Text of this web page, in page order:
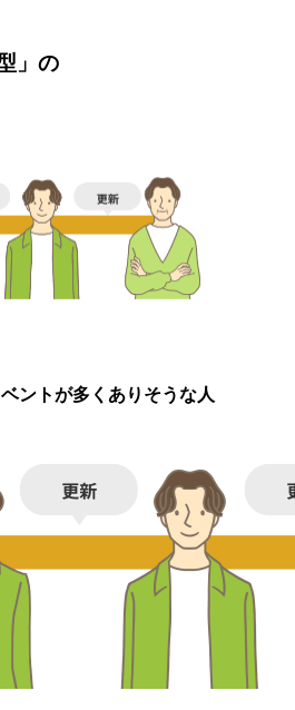
」の
ントが多くありそうな人